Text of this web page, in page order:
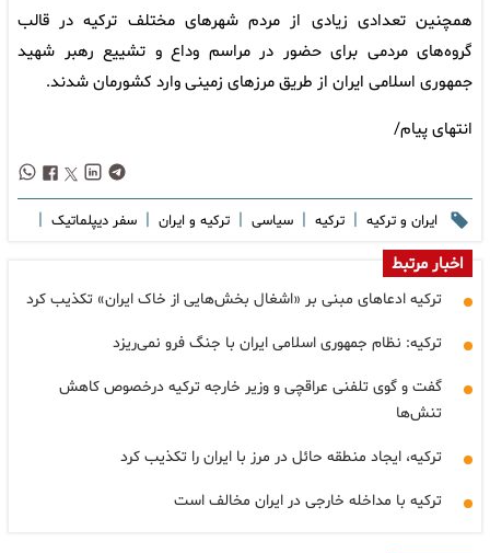
همچنین تعدادی زیادی از مردم شهرهای مختلف ترکیه در قالب
گروه‌های مردمی برای حضور در مراسم وداع و تشییع رهبر شهید
جمهوری اسلامی ایران از طریق مرزهای زمینی وارد کشورمان شدند.
انتهای پیام/
ایران و ترکیه | ترکیه | سیاسی | ترکیه و ایران | سفر دیپلماتیک |
اخبار مرتبط
ترکیه ادعاهای مبنی بر «اشغال بخش‌هایی از خاک ایران» تکذیب کرد
ترکیه: نظام جمهوری اسلامی ایران با جنگ فرو نمی‌ریزد
گفت و گوی تلفنی عراقچی و وزیر خارجه ترکیه درخصوص کاهش
تنش‌ها
ترکیه، ایجاد منطقه حائل در مرز با ایران را تکذیب کرد
ترکیه با مداخله خارجی در ایران مخالف است